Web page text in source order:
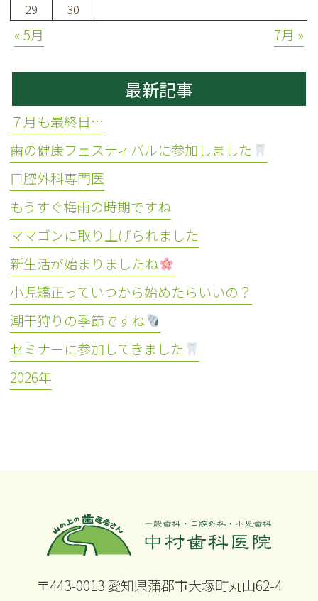
29
30
« 5月 7月 »
最新記事
７月も最終日…
歯の健康フェスティバルに参加しました
口腔外科専門医
もうすぐ梅雨の時期ですね
ママゴンに取り上げられました
新生活が始まりましたね
小児矯正っていつから始めたらいいの？
潮干狩りの季節ですね
セミナーに参加してきました
2026年
〒443-0013 愛知県蒲郡市大塚町丸山62-4